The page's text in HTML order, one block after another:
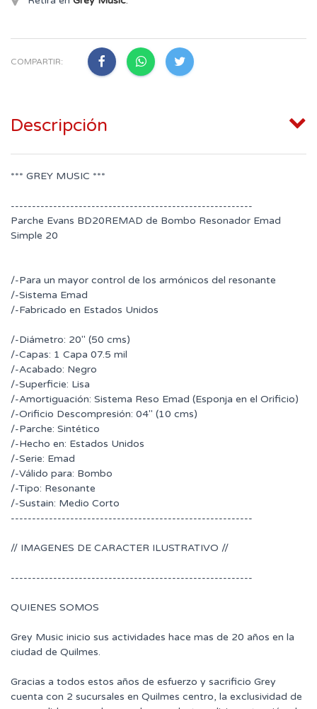
COMPARTIR:
Descripción
*** GREY MUSIC ***
---------------------------------------------------------
Parche Evans BD20REMAD de Bombo Resonador Emad
Simple 20
/-Para un mayor control de los armónicos del resonante
/-Sistema Emad
/-Fabricado en Estados Unidos
/-Diámetro: 20" (50 cms)
/-Capas: 1 Capa 07.5 mil
/-Acabado: Negro
/-Superficie: Lisa
/-Amortiguación: Sistema Reso Emad (Esponja en el Orificio)
/-Orificio Descompresión: 04" (10 cms)
/-Parche: Sintético
/-Hecho en: Estados Unidos
/-Serie: Emad
/-Válido para: Bombo
/-Tipo: Resonante
/-Sustain: Medio Corto
---------------------------------------------------------
// IMAGENES DE CARACTER ILUSTRATIVO //
---------------------------------------------------------
QUIENES SOMOS
Grey Music inicio sus actividades hace mas de 20 años en la
ciudad de Quilmes.
Gracias a todos estos años de esfuerzo y sacrificio Grey
cuenta con 2 sucursales en Quilmes centro, la exclusividad de